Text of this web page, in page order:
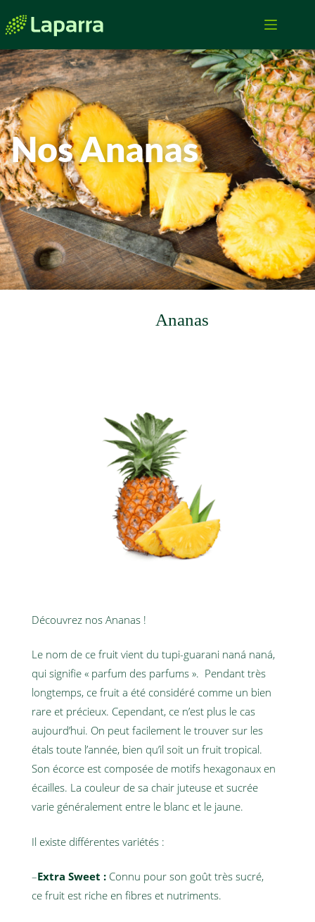
Nos Ananas
Ananas
Découvrez nos Ananas !
Le nom de ce fruit vient du tupi-guarani naná naná,
qui signifie « parfum des parfums ». Pendant très
longtemps, ce fruit a été considéré comme un bien
rare et précieux. Cependant, ce n’est plus le cas
aujourd’hui. On peut facilement le trouver sur les
étals toute l’année, bien qu’il soit un fruit tropical.
Son écorce est composée de motifs hexagonaux en
écailles. La couleur de sa chair juteuse et sucrée
varie généralement entre le blanc et le jaune.
Il existe différentes variétés :
–Extra Sweet : Connu pour son goût très sucré,
ce fruit est riche en fibres et nutriments.